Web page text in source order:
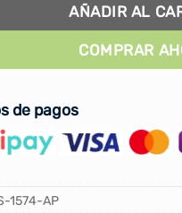
AÑADIR AL
COMPRAR
de pagos
1574-AP